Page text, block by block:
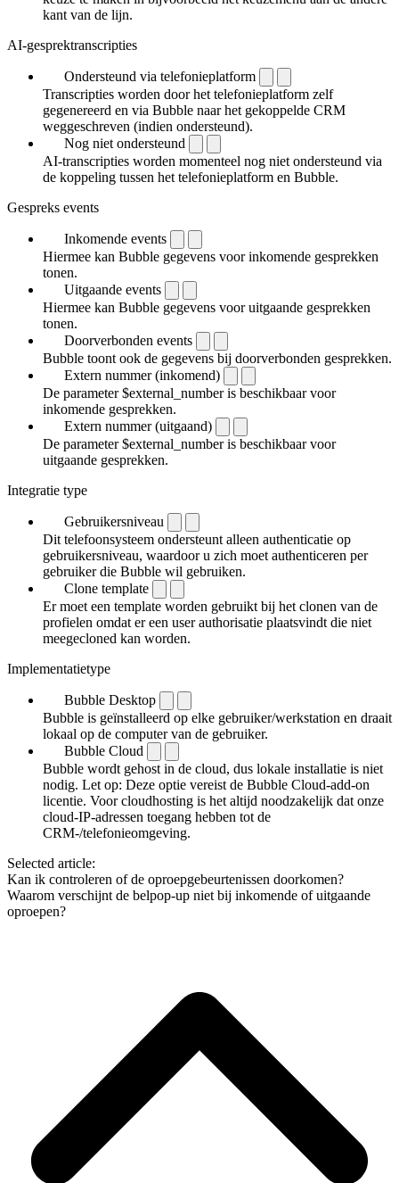
kant van de lijn.
AI-gesprektranscripties
Ondersteund via telefonieplatform
Transcripties worden door het telefonieplatform zelf
gegenereerd en via Bubble naar het gekoppelde CRM
weggeschreven (indien ondersteund).
Nog niet ondersteund
AI-transcripties worden momenteel nog niet ondersteund via
de koppeling tussen het telefonieplatform en Bubble.
Gespreks events
Inkomende events
Hiermee kan Bubble gegevens voor inkomende gesprekken
tonen.
Uitgaande events
Hiermee kan Bubble gegevens voor uitgaande gesprekken
tonen.
Doorverbonden events
Bubble toont ook de gegevens bij doorverbonden gesprekken.
Extern nummer (inkomend)
De parameter $external_number is beschikbaar voor
inkomende gesprekken.
Extern nummer (uitgaand)
De parameter $external_number is beschikbaar voor
uitgaande gesprekken.
Integratie type
Gebruikersniveau
Dit telefoonsysteem ondersteunt alleen authenticatie op
gebruikersniveau, waardoor u zich moet authenticeren per
gebruiker die Bubble wil gebruiken.
Clone template
Er moet een template worden gebruikt bij het clonen van de
profielen omdat er een user authorisatie plaatsvindt die niet
meegecloned kan worden.
Implementatietype
Bubble Desktop
Bubble is geïnstalleerd op elke gebruiker/werkstation en draait
lokaal op de computer van de gebruiker.
Bubble Cloud
Bubble wordt gehost in de cloud, dus lokale installatie is niet
nodig. Let op: Deze optie vereist de Bubble Cloud-add-on
licentie. Voor cloudhosting is het altijd noodzakelijk dat onze
cloud-IP-adressen toegang hebben tot de
CRM-/telefonieomgeving.
Selected article:
Kan ik controleren of de oproepgebeurtenissen doorkomen?
Waarom verschijnt de belpop-up niet bij inkomende of uitgaande
oproepen?